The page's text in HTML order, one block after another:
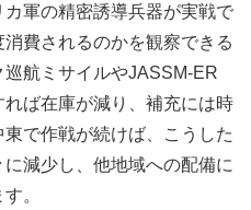
軍の精密誘導兵器が実戦で
費されるのかを観察できる
航ミサイルやJASSM‑ER
ば在庫が減り、補充には時
で作戦が続けば、こうした
減少し、他地域への配備に
。